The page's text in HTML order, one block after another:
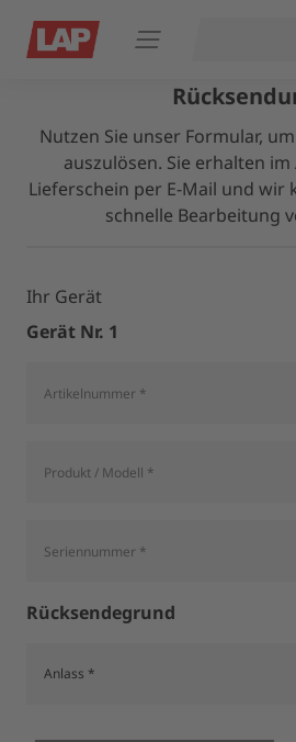
Navigation öffnen
Nutzen Sie unser Formular,
auszulösen. Sie erhalten
Lieferschein per E-Mail und wir
schnelle Bearbeitung
Ihr Gerät
Gerät Nr. 1
Rücksendegrund